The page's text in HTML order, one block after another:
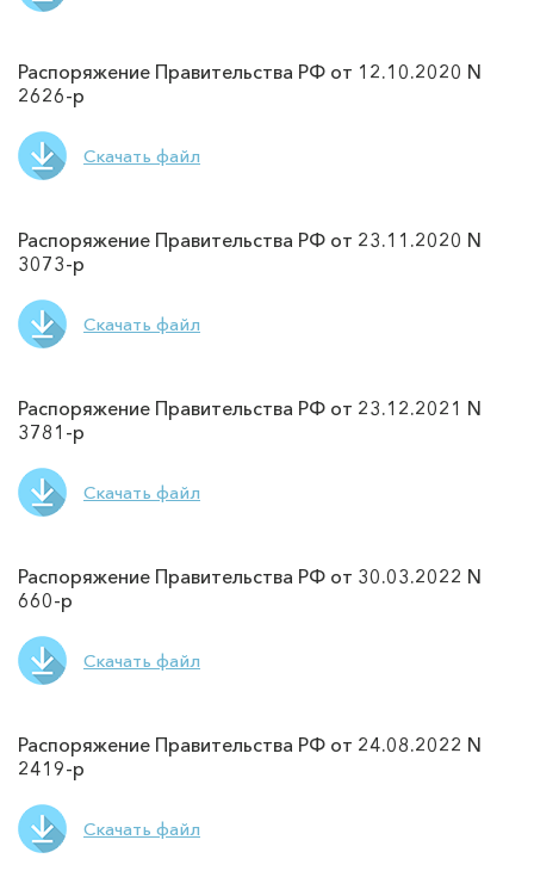
Распоряжение Правительства РФ от 12.10.2020 N
2626-р
Скачать файл
Распоряжение Правительства РФ от 23.11.2020 N
3073-р
Скачать файл
Распоряжение Правительства РФ от 23.12.2021 N
3781-р
Скачать файл
Распоряжение Правительства РФ от 30.03.2022 N
660-р
Скачать файл
Распоряжение Правительства РФ от 24.08.2022 N
2419-р
Скачать файл